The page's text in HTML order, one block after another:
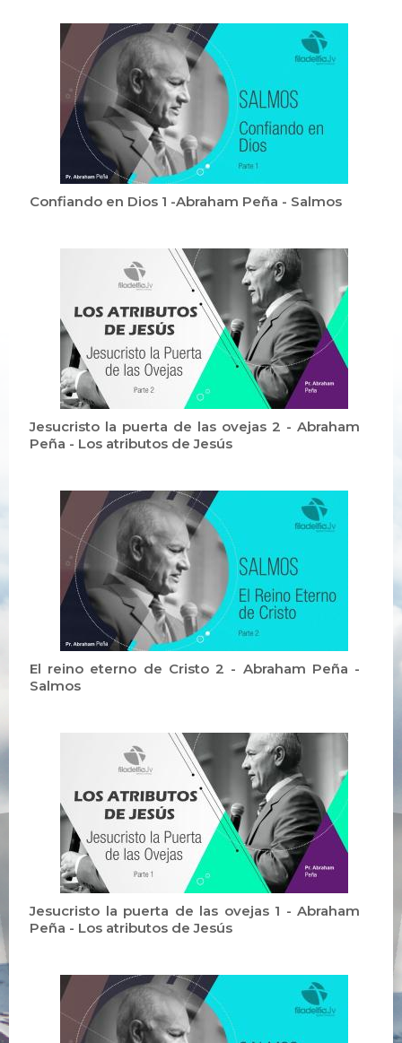
Confiando en Dios 1 -Abraham Peña - Salmos
Jesucristo la puerta de las ovejas 2 - Abraham
Peña - Los atributos de Jesús
El reino eterno de Cristo 2 - Abraham Peña -
Salmos
Jesucristo la puerta de las ovejas 1 - Abraham
Peña - Los atributos de Jesús